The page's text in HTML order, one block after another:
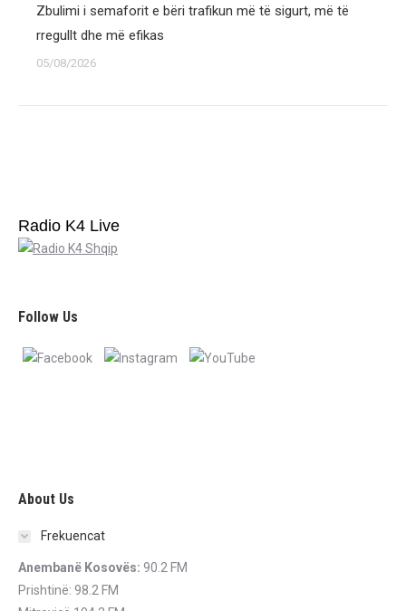
Zbulimi i semaforit e bëri trafikun më të sigurt, më të
rregullt dhe më efikas
05/08/2026
Radio K4 Live
Follow Us
About Us
Frekuencat
Anembanë Kosovës: 90.2 FM
Prishtinë: 98.2 FM